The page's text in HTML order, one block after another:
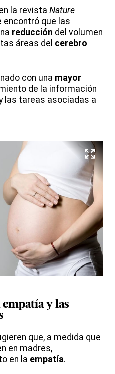
la revista Nature
encontró que las
reducción del volumen
áreas del cerebro
con una mayor
de la información
las tareas asociadas a
empatíay las
que, a medida que
en madres,
en la empatía.